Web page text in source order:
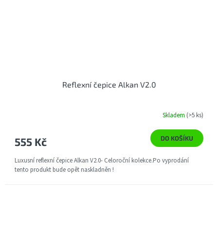
Reflexní čepice Alkan V2.0
Skladem (>5 ks)
555 Kč DO KOŠÍKU
Luxusní reflexní čepice Alkan V2.0- Celoroční kolekce.Po vyprodání
tento produkt bude opět naskladněn !